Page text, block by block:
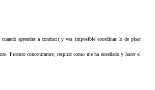
aprendes a conducir y ves imposible coordinar lo de pisar
Procuro concentrarme, respirar como me ha enseñado y hacer el